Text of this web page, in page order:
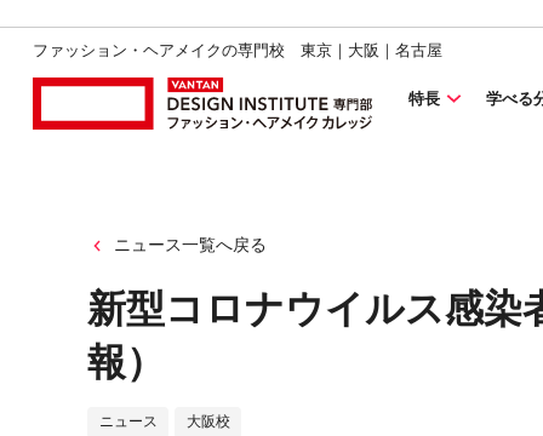
ファッション・ヘアメイクの専門校 東京｜大阪｜名古屋
特長 学べる
ニュース一覧へ戻る
新型コロナウイルス感染
報）
ニュース 大阪校